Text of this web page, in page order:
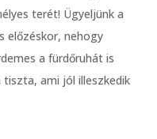
terét! Ügyeljünk a
előzéskor, nehogy
a fürdőruhát is
ami jól illeszkedik